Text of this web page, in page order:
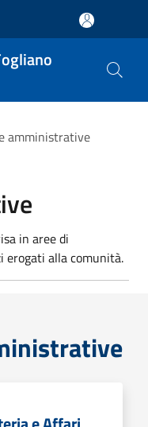
amministrative
in aree di
erogati alla comunità.